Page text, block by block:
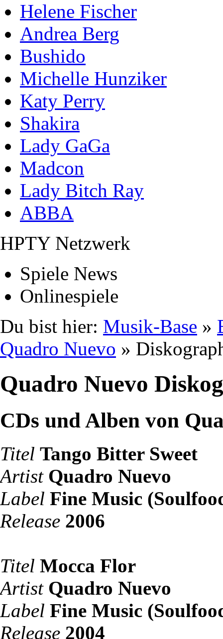
Helene Fischer
Andrea Berg
Bushido
Michelle Hunziker
Katy Perry
Shakira
Lady GaGa
Madcon
Lady Bitch Ray
ABBA
HPTY Netzwerk
Spiele News
Onlinespiele
Du bist hier: Musik-Base »
Quadro Nuevo »
Quadro Nuevo
CDs und Alben von
Titel Tango Bitter Sweet
Artist Quadro Nuevo
Label Fine Music
Release 2006
Titel Mocca Flor
Artist Quadro Nuevo
Label Fine Music
Release 2004